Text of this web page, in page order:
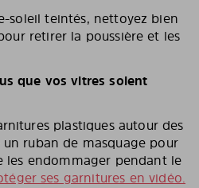
soleil teintés, nettoyez bien
retirer la poussière et les
que vos vitres soient
plastiques autour des
ruban de masquage pour
les endommager pendant le
ses garnitures en vidéo.